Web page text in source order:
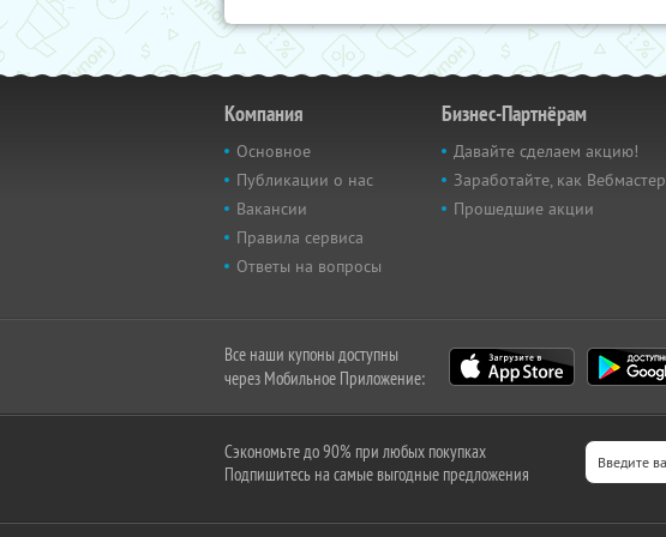
Компания
Основное
Публикации о нас
Вакансии
Правила сервиса
Ответы на вопросы
Бизнес-Партнёрам
Давайте сделаем акцию!
Заработайте, как Вебмастер
Прошедшие акции
Все наши купоны доступны
через Мобильное Приложение:
Сэкономьте до 90% при любых покупках
Подпишитесь на самые выгодные предложения